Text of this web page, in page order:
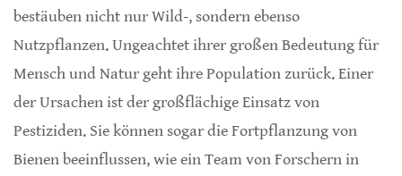
bestäuben nicht nur Wild-, sondern ebenso
Nutzpflanzen. Ungeachtet ihrer großen Bedeutung für
Mensch und Natur geht ihre Population zurück. Einer
der Ursachen ist der großflächige Einsatz von
Pestiziden. Sie können sogar die Fortpflanzung von
Bienen beeinflussen, wie ein Team von Forschern in